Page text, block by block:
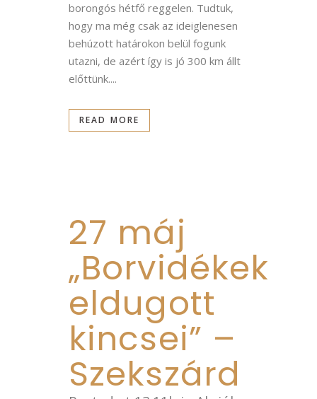
borongós hétfő reggelen. Tudtuk,
hogy ma még csak az ideiglenesen
behúzott határokon belül fogunk
utazni, de azért így is jó 300 km állt
előttünk....
READ MORE
27 máj
„Borvidékek
eldugott
kincsei” –
Szekszárd